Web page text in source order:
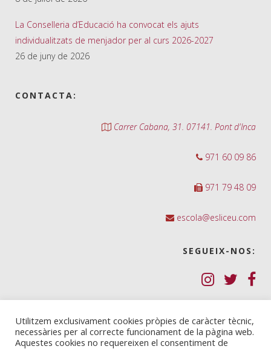
La Conselleria d’Educació ha convocat els ajuts
individualitzats de menjador per al curs 2026-2027
26 de juny de 2026
CONTACTA:
Carrer Cabana, 31. 07141. Pont d'Inca
971 60 09 86
971 79 48 09
escola@esliceu.com
SEGUEIX-NOS:
Política de Galetes (cookies)
Política de privadesa
Utilitzem exclusivament cookies pròpies de caràcter tècnic,
necessàries per al correcte funcionament de la pàgina web.
Aquestes cookies no requereixen el consentiment de